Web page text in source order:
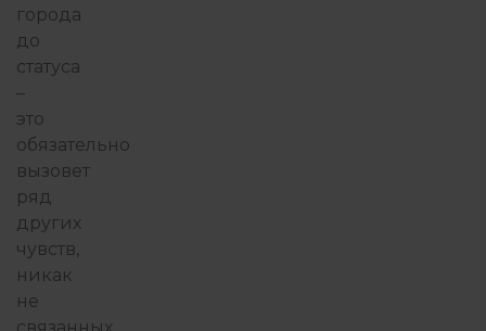
города
до
статуса
–
это
обязательно
вызовет
ряд
других
чувств,
никак
не